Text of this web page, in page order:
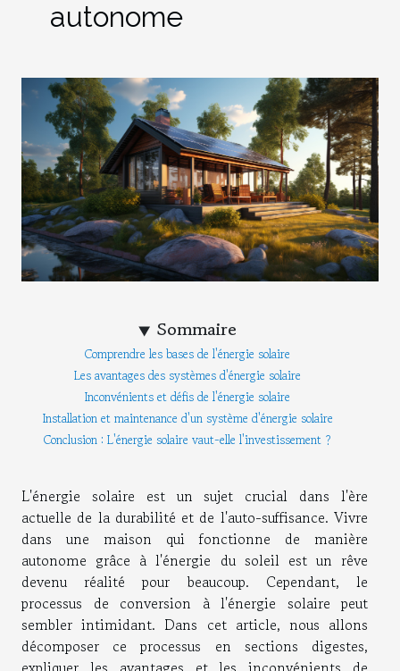
autonome
Sommaire
Comprendre les bases de l'énergie solaire
Les avantages des systèmes d'énergie solaire
Inconvénients et défis de l'énergie solaire
Installation et maintenance d'un système d'énergie solaire
Conclusion : L'énergie solaire vaut-elle l'investissement ?
L'énergie solaire est un sujet crucial dans l'ère
actuelle de la durabilité et de l'auto-suffisance. Vivre
dans une maison qui fonctionne de manière
autonome grâce à l'énergie du soleil est un rêve
devenu réalité pour beaucoup. Cependant, le
processus de conversion à l'énergie solaire peut
sembler intimidant. Dans cet article, nous allons
décomposer ce processus en sections digestes,